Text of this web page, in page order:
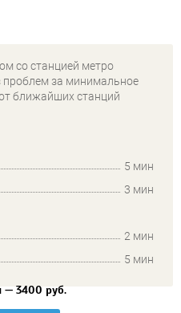
— 3400 руб.
со станцией метро
проблем за минимальное
ближайших станций
5 мин
3 мин
2 мин
5 мин